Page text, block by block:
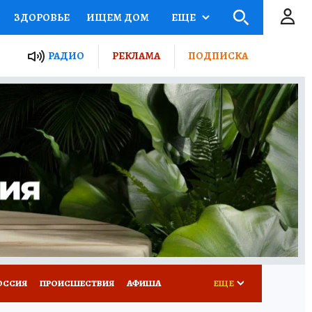
ЗДОРОВЬЕ ИЩЕМ ДОМ
ПРОЕКТЫ РОССИИ
ПУТЕВОДИТЕЛЬ
ТУРИЗМ
ПОТРЕБИТЕЛЯ ВСЕ О КП
ЕЩЕ
РАДИО РЕКЛАМА ПОДПИСКА
ПРОИСШЕСТВИЯ АФИША ЕЩЕ